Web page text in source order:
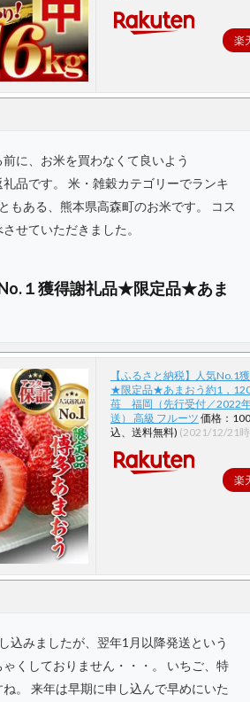
楽
に、お米を買わなくて良いよう
品です。 米・雑穀カテゴリーでランキ
もある、熊本県高森町のお米です。 コス
せていただきました。
１獲得謝礼品★限定品★あま
【ふるさと納税】人気No.1
★限定品★あまおう約1，
苺 福岡（先行受付／2022
送） 高級 フルーツ 価格：
込、送料無料) (2021/12/21
楽
込みましたが、翌年1月以降発送という
くしておりません・・・。 いちご、特
。 来年は早期に申し込んで早めにいた